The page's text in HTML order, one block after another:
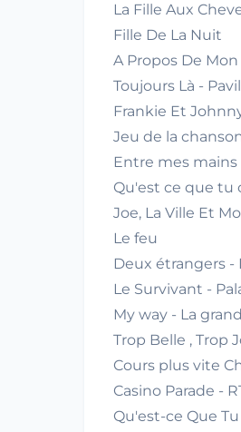
La Fille Aux
Fille De La Nuit
A Propos De
Toujours Là -
Frankie Et
Jeu de la
Entre mes mains
Qu'est ce que tu
Joe, La Ville Et
Le feu
Deux étrangers -
Le Survivant -
My way - La
Trop Belle , Trop
Cours plus vite
Casino Parade -
Qu'est-ce Que Tu